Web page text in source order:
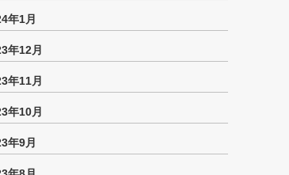
年1月
年12月
年11月
年10月
年9月